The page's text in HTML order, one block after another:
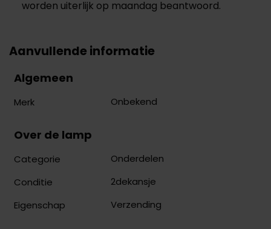
worden uiterlijk op maandag beantwoord.
Aanvullende informatie
Algemeen
Merk Onbekend
Over de lamp
Categorie
Onderdelen
Conditie
2dekansje
Eigenschap
Verzending